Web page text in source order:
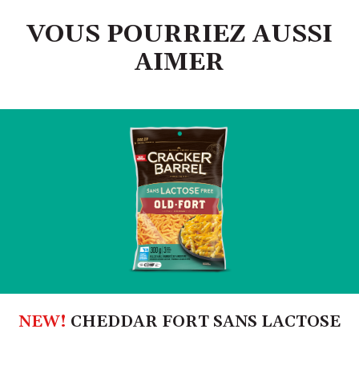
VOUS POURRIEZ AUSSI
AIMER
NEW! CHEDDAR FORT SANS LACTOSE